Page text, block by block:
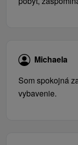
Michaela
Som spokojná
vybavenie.